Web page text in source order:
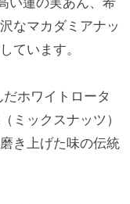
い蓮の実あん、希
なマカダミアナッ
ています。
ホワイトロータ
ミックスナッツ）
き上げた味の伝統